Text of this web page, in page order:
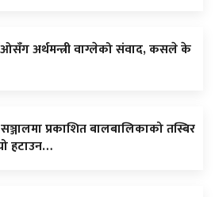
अर्थमन्त्री वाग्लेको संवाद, कसले के
प्रकाशित बालबालिकाको तस्बिर
हटाउन…